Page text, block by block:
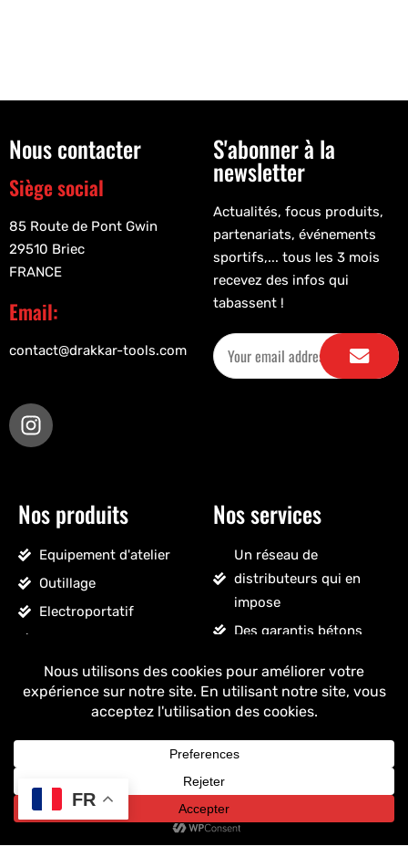
Nous contacter
Siège social
85 Route de Pont Gwin
29510 Briec
FRANCE
Email:
contact@drakkar-tools.com
S'abonner à la
newsletter
Actualités, focus produits,
partenariats, événements
sportifs,... tous les 3 mois
recevez des infos qui
tabassent !
Nos produits
Equipement d'atelier
Outillage
Electroportatif
Accessoires véhicules
Nettoyage, droguerie
Voir tous les produits
Nos services
Un réseau de
distributeurs qui en
impose
Des garantis bétons
Un stock massif
Un ancrage français
+ de 25 ans
Copyright © 2025 Drakkar - Tous droits réservés.
FR